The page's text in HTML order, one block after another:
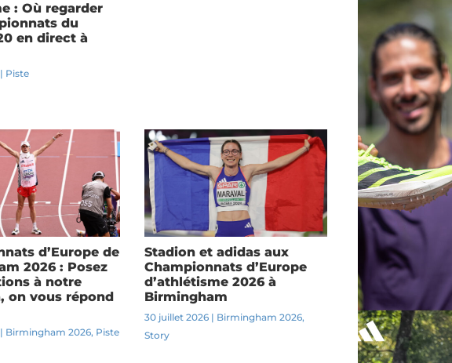
: Où regarder
du
en direct à
| Piste
d’Europe de
2026 : Posez
à notre
on vous répond
| Birmingham 2026, Piste
Stadion et adidas aux
Championnats d’Europe
d’athlétisme 2026 à
Birmingham
30 juillet 2026| Birmingham 2026,
Story